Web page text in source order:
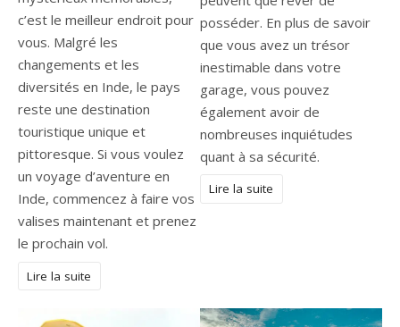
c’est le meilleur endroit pour
vous. Malgré les
changements et les
diversités en Inde, le pays
reste une destination
touristique unique et
pittoresque. Si vous voulez
un voyage d’aventure en
Inde, commencez à faire vos
valises maintenant et prenez
le prochain vol.
Lire la suite
posséder. En plus de savoir
que vous avez un trésor
inestimable dans votre
garage, vous pouvez
également avoir de
nombreuses inquiétudes
quant à sa sécurité.
Lire la suite